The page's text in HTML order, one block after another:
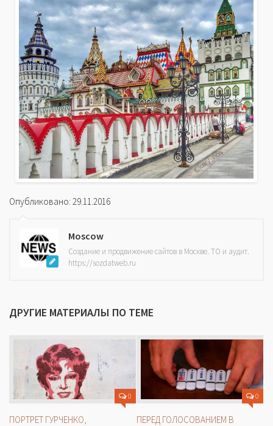
Москва
Товары и услуги Москвы
Опубликовано: 29.11.2016
Moscow
Создание и продвижение сайтов в Москве. ТО и аудит.
https://sozdatweb.ru
ДРУГИЕ МАТЕРИАЛЫ ПО ТЕМЕ
0
ПОРТРЕТ ГУРЧЕНКО,
0
ПЕРЕД ГОЛОСОВАНИЕМ В